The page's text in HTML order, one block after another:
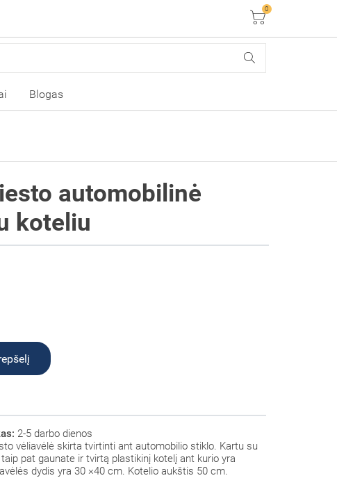
Krepšelis
0
Blogas
automobilinė
koteliu
2-5 darbo dienos
vėliavėlė skirta tvirtinti ant automobilio stiklo. Kartu su
pat gaunate ir tvirtą plastikinį kotelį ant kurio yra
dydis yra 30 ×40 cm. Kotelio aukštis 50 cm.